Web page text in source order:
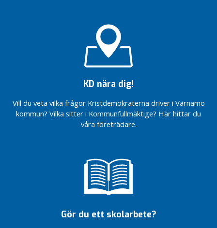
KD nära dig!
Vill du veta vilka frågor Kristdemokraterna driver i Värnamo
kommun? Vilka sitter i Kommunfullmäktige? Här hittar du
våra företrädare.
Gör du ett skolarbete?